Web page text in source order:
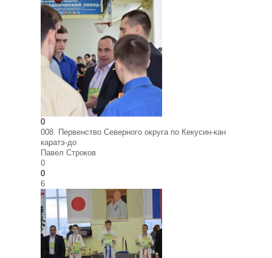
0
008. Первенство Северного округа по Кекусин-кан
каратэ-до
Павел Строков
0
0
6